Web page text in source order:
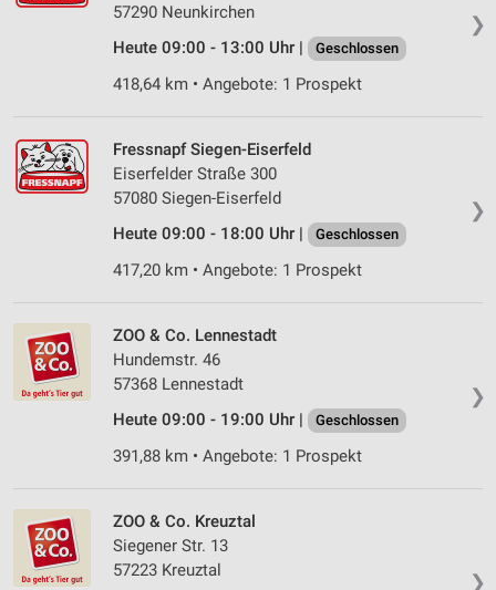
❯
57290 Neunkirchen
Heute 09:00 - 13:00 Uhr |
Geschlossen
418,64 km • Angebote: 1 Prospekt
❯
Fressnapf Siegen-Eiserfeld
Eiserfelder Straße 300
57080 Siegen-Eiserfeld
Heute 09:00 - 18:00 Uhr |
Geschlossen
417,20 km • Angebote: 1 Prospekt
❯
ZOO & Co. Lennestadt
Hundemstr. 46
57368 Lennestadt
Heute 09:00 - 19:00 Uhr |
Geschlossen
391,88 km • Angebote: 1 Prospekt
❯
ZOO & Co. Kreuztal
Siegener Str. 13
57223 Kreuztal
Erstellung von Profilen für personalisierte
Erstellung von Profilen zur Personalisierung
von Inhalten
Verwendung von Profilen zur Auswahl
Messung der Performance von Inhalten
Analyse von Zielgruppen durch Statistiken oder
Kombinationen von Daten aus verschiedenen
Entwicklung und Verbesserung der Angebote
Verwendung reduzierter Daten zur Auswahl von
Inhalten
IAB-Besonderheiten: